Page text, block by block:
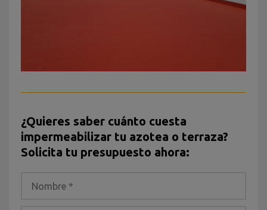
¿Quieres saber cuánto cuesta
impermeabilizar tu azotea o terraza?
Solicita tu presupuesto ahora: